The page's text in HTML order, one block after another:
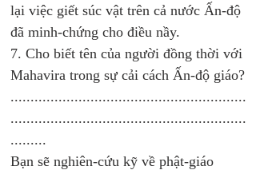
lại việc giết súc vật trên cả nước Ấn-độ
đã minh-chứng cho điều nầy.
7. Cho biết tên của người đồng thời với
Mahavira trong sự cải cách Ấn-độ giáo?
...........................................................
...........................................................
.........
Bạn sẽ nghiên-cứu kỹ về phật-giáo